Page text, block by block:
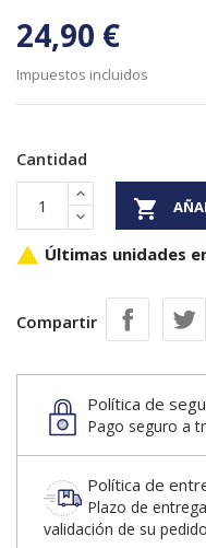
24,90 €
Impuestos incluidos
Cantidad

 Últimas unidades
Compartir
Política de
Pago seguro a
Política de
Plazo de
validación de su